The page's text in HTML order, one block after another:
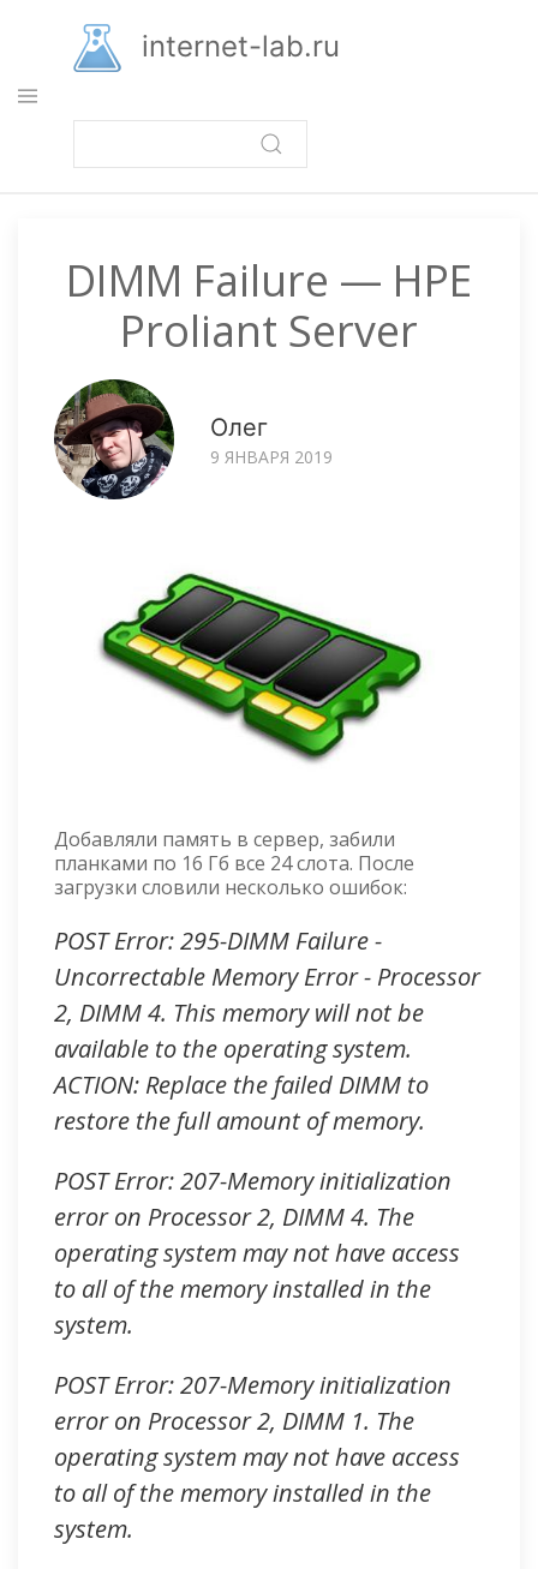
основному
содержанию
internet-lab.ru
DIMM Failure — HPE
Proliant Server
Олег
9 ЯНВАРЯ 2019
Добавляли память в сервер, забили
планками по 16 Гб все 24 слота. После
загрузки словили несколько ошибок:
POST Error: 295-DIMM Failure -
Uncorrectable Memory Error - Processor
2, DIMM 4. This memory will not be
available to the operating system.
ACTION: Replace the failed DIMM to
restore the full amount of memory.
POST Error: 207-Memory initialization
error on Processor 2, DIMM 4. The
operating system may not have access
to all of the memory installed in the
system.
POST Error: 207-Memory initialization
error on Processor 2, DIMM 1. The
operating system may not have access
to all of the memory installed in the
system.